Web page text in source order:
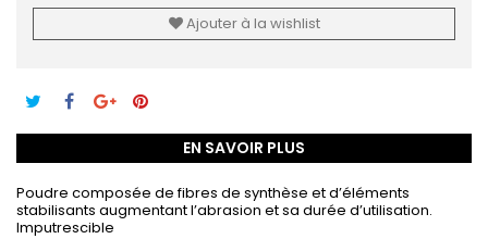
Ajouter à la wishlist
EN SAVOIR PLUS
Poudre composée de fibres de synthèse et d’éléments
stabilisants augmentant l’abrasion et sa durée d’utilisation.
Imputrescible